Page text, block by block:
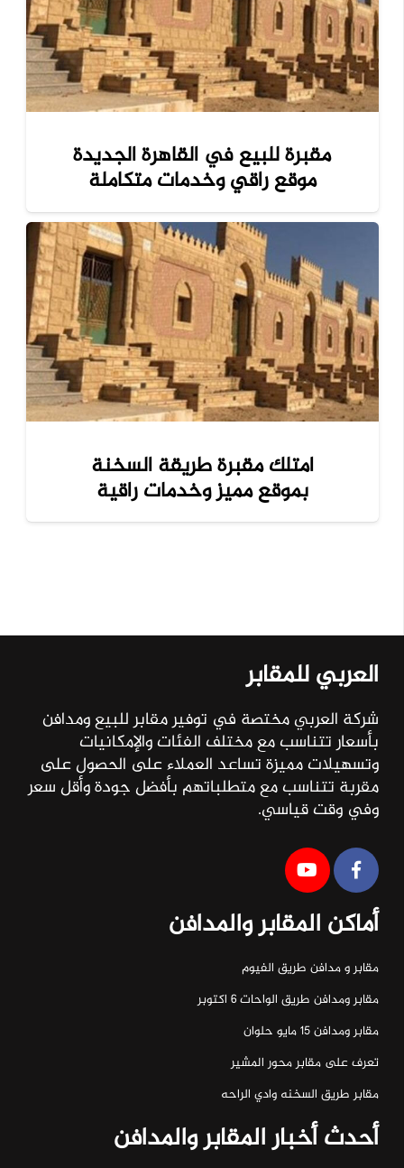
مقبرة للبيع في القاهرة الجديدة
موقع راقي وخدمات متكاملة
امتلك مقبرة طريقة السخنة
بموقع مميز وخدمات راقية
العربي للمقابر
شركة العربي مختصة في توفير مقابر للبيع ومدافن
بأسعار تتناسب مع مختلف الفئات والإمكانيات
وتسهيلات مميزة تساعد العملاء على الحصول على
مقربة تتناسب مع متطلباتهم بأفضل جودة وأقل سعر
وفي وقت قياسي.
أماكن المقابر والمدافن
مقابر و مدافن طريق الفيوم
مقابر ومدافن طريق الواحات ٦ اكتوبر
مقابر ومدافن ١٥ مايو حلوان
تعرف على مقابر محور المشير
مقابر طريق السخنه وادي الراحه
أحدث أخبار المقابر والمدافن